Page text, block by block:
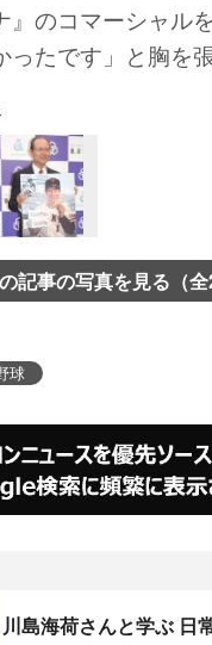
』のコマーシャル
たです」と胸を
記事の写真を見る（全
球
川島海荷さんと学ぶ 日